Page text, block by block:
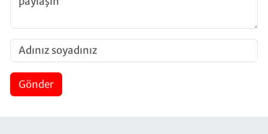
Gönder